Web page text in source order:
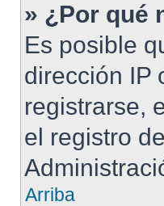
» ¿Por qué
Es posible
dirección IP
registrarse,
el registro
Arriba